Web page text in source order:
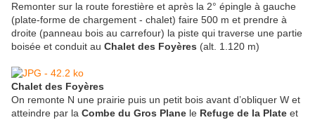
Remonter sur la route forestière et après la 2° épingle à gauche
(plate-forme de chargement - chalet) faire 500 m et prendre à
droite (panneau bois au carrefour) la piste qui traverse une partie
boisée et conduit au Chalet des Foyères (alt. 1.120 m)
Chalet des Foyères
On remonte N une prairie puis un petit bois avant d’obliquer W et
atteindre par la Combe du Gros Plane le Refuge de la Plate et